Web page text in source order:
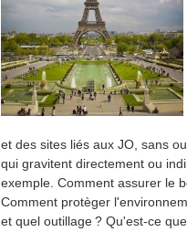
et des sites liés aux JO, sans
qui gravitent directement ou
exemple. Comment assurer le
Comment protèger
et quel outillage ? Qu'est-ce